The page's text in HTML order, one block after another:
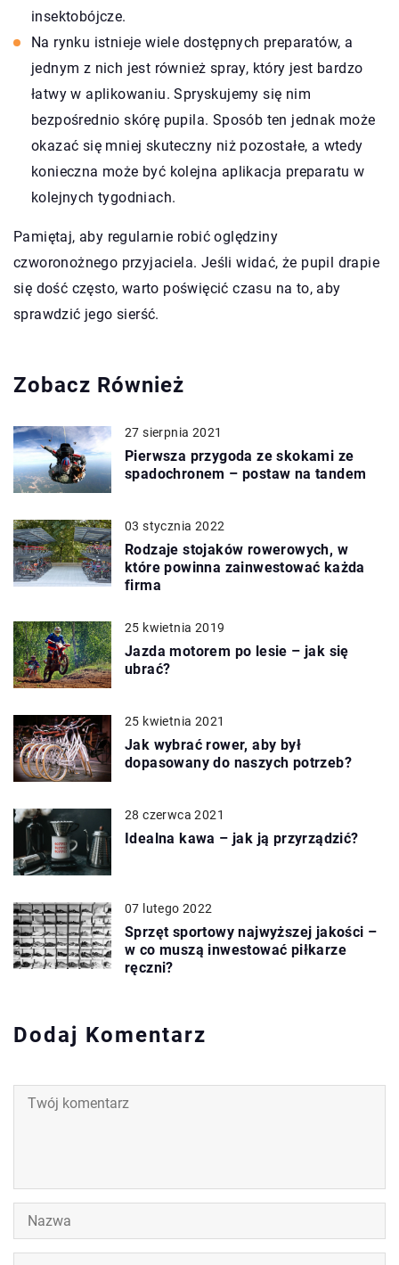
insektobójcze.
Na rynku istnieje wiele dostępnych preparatów, a
jednym z nich jest również spray, który jest bardzo
łatwy w aplikowaniu. Spryskujemy się nim
bezpośrednio skórę pupila. Sposób ten jednak może
okazać się mniej skuteczny niż pozostałe, a wtedy
konieczna może być kolejna aplikacja preparatu w
kolejnych tygodniach.
Pamiętaj, aby regularnie robić oględziny
czworonożnego przyjaciela. Jeśli widać, że pupil drapie
się dość często, warto poświęcić czasu na to, aby
sprawdzić jego sierść.
Zobacz Również
27 sierpnia 2021
Pierwsza przygoda ze skokami ze
spadochronem – postaw na tandem
03 stycznia 2022
Rodzaje stojaków rowerowych, w
które powinna zainwestować każda
firma
25 kwietnia 2019
Jazda motorem po lesie – jak się
ubrać?
25 kwietnia 2021
Jak wybrać rower, aby był
dopasowany do naszych potrzeb?
28 czerwca 2021
Idealna kawa – jak ją przyrządzić?
07 lutego 2022
Sprzęt sportowy najwyższej jakości –
w co muszą inwestować piłkarze
ręczni?
Dodaj Komentarz